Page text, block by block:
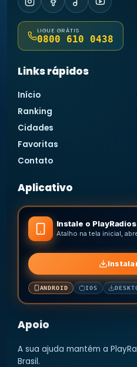
LIGUE GRÁTIS
0800 610 0438
Links rápidos
Início
Ranking
Cidades
Favoritas
Contato
Aplicativo
Instale o PlayRadios
Atalho na tela inicial,
ANDROID IOS
Apoio
A sua ajuda mantém a
Brasil.